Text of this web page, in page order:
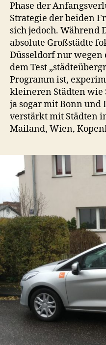
Phase der
Strategie der beiden
sich jedoch. Während
absolute Großstädte
Düsseldorf nur wegen
dem Test
Programm ist,
kleineren Städten
ja sogar mit Bonn und
verstärkt mit Städten
Mailand, Wien,